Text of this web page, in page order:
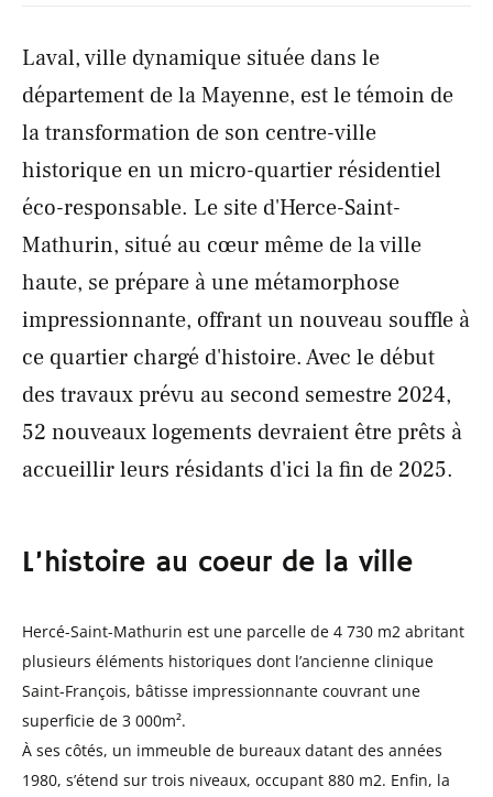
Laval, ville dynamique située dans le
département de la Mayenne, est le témoin de
la transformation de son centre-ville
historique en un micro-quartier résidentiel
éco-responsable. Le site d'Herce-Saint-
Mathurin, situé au cœur même de la ville
haute, se prépare à une métamorphose
impressionnante, offrant un nouveau souffle à
ce quartier chargé d'histoire. Avec le début
des travaux prévu au second semestre 2024,
52 nouveaux logements devraient être prêts à
accueillir leurs résidants d'ici la fin de 2025.
L’histoire au coeur de la ville
Hercé-Saint-Mathurin est une parcelle de 4 730 m2 abritant
plusieurs éléments historiques dont l’ancienne clinique
Saint-François, bâtisse impressionnante couvrant une
superficie de 3 000m².
À ses côtés, un immeuble de bureaux datant des années
1980, s’étend sur trois niveaux, occupant 880 m2. Enfin, la